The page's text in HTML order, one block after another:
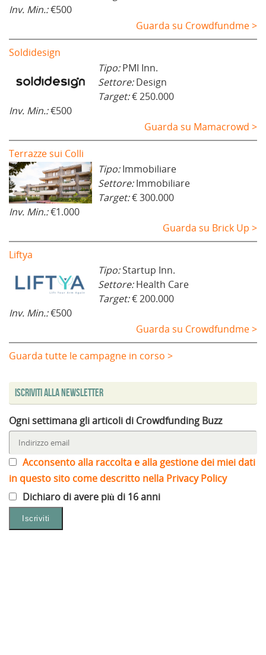
Inv. Min.:€500
Guarda su Crowdfundme >
Soldidesign
Tipo:PMI Inn.
Settore:Design
Target:€ 250.000
Inv. Min.:€500
Guarda su Mamacrowd >
Terrazze sui Colli
Tipo:Immobiliare
Settore:Immobiliare
Target:€ 300.000
Inv. Min.:€1.000
Guarda su Brick Up >
Liftya
Tipo:Startup Inn.
Settore:Health Care
Target:€ 200.000
Inv. Min.:€500
Guarda su Crowdfundme >
Guarda tutte le campagne in corso >
Iscriviti alla Newsletter
Ogni settimana gli articoli di Crowdfunding Buzz
Acconsento alla raccolta e alla gestione dei miei dati
in questo sito come descritto nella Privacy Policy
Dichiaro di avere più di 16 anni